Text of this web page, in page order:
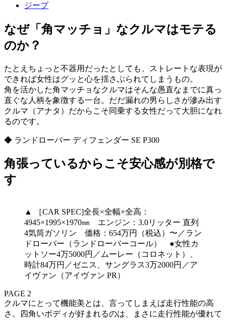
ジープ
なぜ「角マッチョ」なクルマはモテる
のか？
たとえちょっと不器用だったとしても、ストレートな表現が
できれば女性はグッと心を揺さぶられてしまうもの。
角を活かした角マッチョなクルマはそんな愚直なまでに真っ
直ぐな人柄を象徴する一台。だだ漏れの男らしさが滲み出す
クルマ（アナタ）だからこそ同乗する女性だって大胆になれ
るのです。
◆ ランドローバー ディフェンダー SE P300
角張っているからこそ安心感が別格で
す
▲ ［CAR SPEC]全長×全幅×全高：
4945×1995×1970㎜ エンジン：3.0リッター 直列
4気筒ガソリン 価格：654万円（税込）〜／ラン
ドローバー（ランドローバーコール） ●女性カ
ットソー4万5000円／ムーレー（コロネット）、
時計84万円／ゼニス、サングラス3万2000円／ア
イヴァン（アイヴァン PR）
PAGE 2
クルマにとって機能美とは、言ってしまえば走行性能の高
さ。四角いボディが好まれるのは、まさに走行性能が優れて